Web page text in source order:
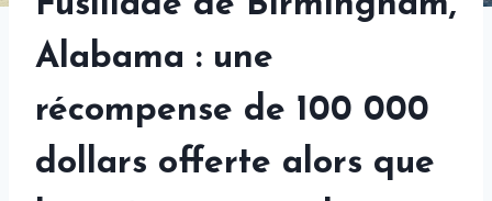
Alabama : une
récompense de 100 000
dollars offerte alors que